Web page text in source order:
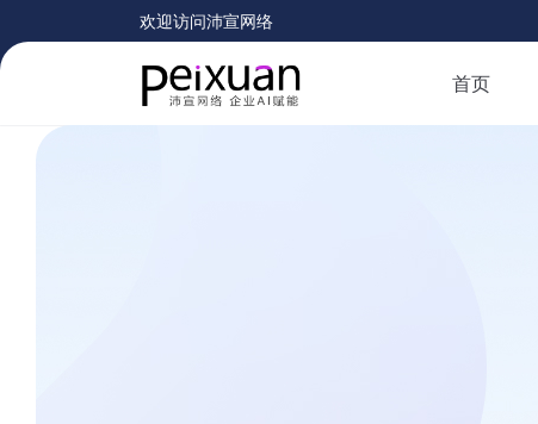
欢迎访问沛宣网络
首页